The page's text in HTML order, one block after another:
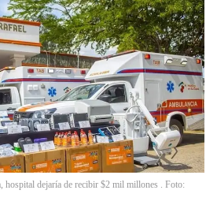
hospital dejaría de recibir $2 mil millones . Foto: